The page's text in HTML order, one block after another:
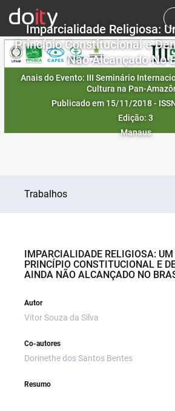
Imparcialidade Religiosa:
Princípio Constitucional e
Não Alcançado No
Anais do Evento: III Seminário
Cultura na Pan-
Publicado em 15/11/2018 -
Edição: 3
Manaus
Trabalhos
IMPARCIALIDADE RELIGIOSA:
PRINCÍPIO CONSTITUCIONAL E
AINDA NÃO ALCANÇADO NO
Autor
Vitor Souza da Silva
Co-autores
Dorinethe dos Santos Bentes
Resumo